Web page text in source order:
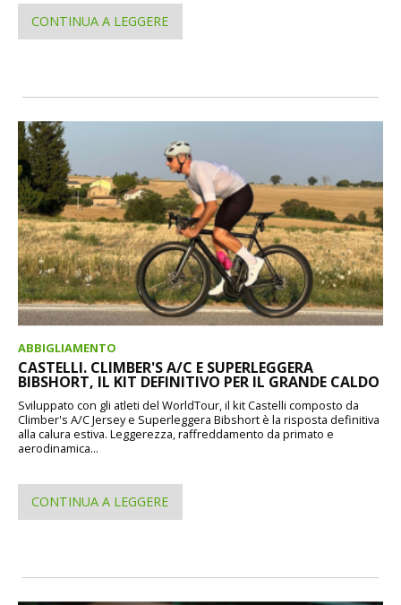
CONTINUA A LEGGERE
ABBIGLIAMENTO
CASTELLI. CLIMBER'S A/C E SUPERLEGGERA
BIBSHORT, IL KIT DEFINITIVO PER IL GRANDE CALDO
Sviluppato con gli atleti del WorldTour, il kit Castelli composto da
Climber's A/C Jersey e Superleggera Bibshort è la risposta definitiva
alla calura estiva. Leggerezza, raffreddamento da primato e
aerodinamica...
CONTINUA A LEGGERE